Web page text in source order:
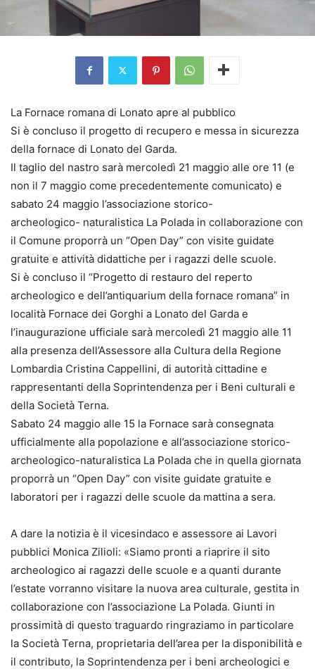
La Fornace romana di Lonato apre al pubblico
Si è concluso il progetto di recupero e messa in sicurezza
della fornace di Lonato del Garda.
Il taglio del nastro sarà mercoledì 21 maggio alle ore 11 (e
non il 7 maggio come precedentemente comunicato) e
sabato 24 maggio l’associazione storico-
archeologico- naturalistica La Polada in collaborazione con
il Comune proporrà un “Open Day” con visite guidate
gratuite e attività didattiche per i ragazzi delle scuole.
Si è concluso il “Progetto di restauro del reperto
archeologico e dell’antiquarium della fornace romana” in
località Fornace dei Gorghi a Lonato del Garda e
l’inaugurazione ufficiale sarà mercoledì 21 maggio alle 11
alla presenza dell’Assessore alla Cultura della Regione
Lombardia Cristina Cappellini, di autorità cittadine e
rappresentanti della Soprintendenza per i Beni culturali e
della Società Terna.
Sabato 24 maggio alle 15 la Fornace sarà consegnata
ufficialmente alla popolazione e all’associazione storico-
archeologico-naturalistica La Polada che in quella giornata
proporrà un “Open Day” con visite guidate gratuite e
laboratori per i ragazzi delle scuole da mattina a sera.
A dare la notizia è il vicesindaco e assessore ai Lavori
pubblici Monica Zilioli: «Siamo pronti a riaprire il sito
archeologico ai ragazzi delle scuole e a quanti durante
l’estate vorranno visitare la nuova area culturale, gestita in
collaborazione con l’associazione La Polada. Giunti in
prossimità di questo traguardo ringraziamo in particolare
la Società Terna, proprietaria dell’area per la disponibilità e
il contributo, la Soprintendenza per i beni archeologici e